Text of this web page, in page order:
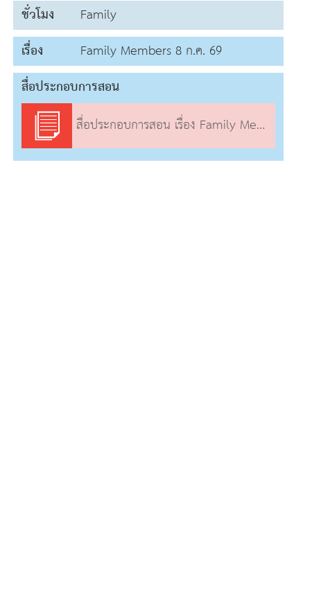
ชั่วโมง
Family
เรื่อง
Family Members 8 ก.ค. 69
สื่อประกอบการสอน
สื่อประกอบการสอน เรื่อง Family Members